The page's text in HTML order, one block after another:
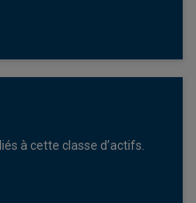
à cette classe d’actifs.